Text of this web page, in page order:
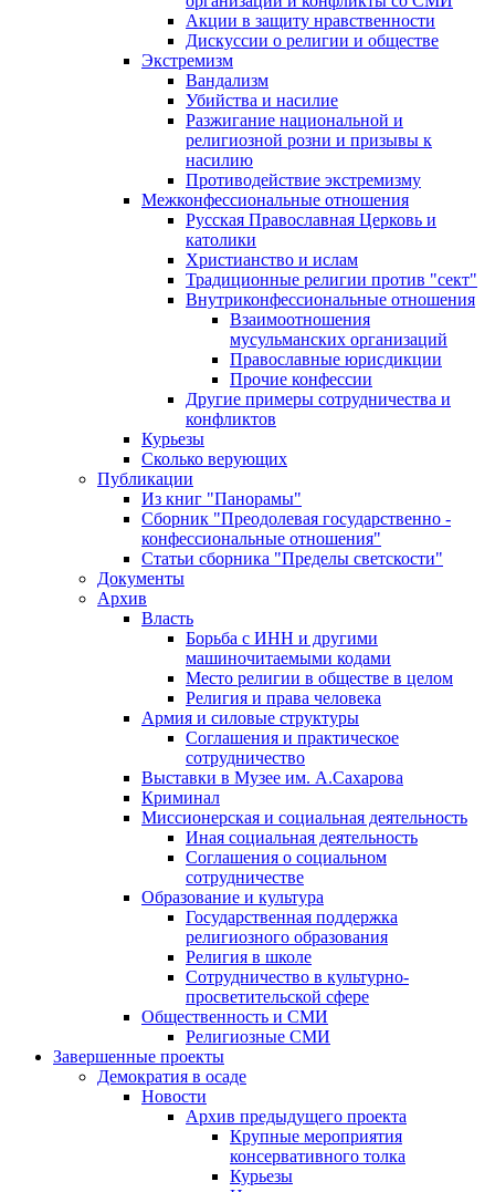
Акции в защиту нравственности
Дискуссии о религии и обществе
Экстремизм
Вандализм
Убийства и насилие
Разжигание национальной и
религиозной розни и призывы к
насилию
Противодействие экстремизму
Межконфессиональные отношения
Русская Православная Церковь и
католики
Христианство и ислам
Традиционные религии против "сект"
Внутриконфессиональные отношения
Взаимоотношения
мусульманских организаций
Православные юрисдикции
Прочие конфессии
Другие примеры сотрудничества и
конфликтов
Курьезы
Сколько верующих
Публикации
Из книг "Панорамы"
Сборник "Преодолевая государственно -
конфессиональные отношения"
Статьи сборника "Пределы светскости"
Документы
Архив
Власть
Борьба с ИНН и другими
машиночитаемыми кодами
Место религии в обществе в целом
Религия и права человека
Армия и силовые структуры
Соглашения и практическое
сотрудничество
Выставки в Музее им. А.Сахарова
Криминал
Миссионерская и социальная деятельность
Иная социальная деятельность
Соглашения о социальном
сотрудничестве
Образование и культура
Государственная поддержка
религиозного образования
Религия в школе
Сотрудничество в культурно-
просветительской сфере
Общественность и СМИ
Религиозные СМИ
Завершенные проекты
Демократия в осаде
Новости
Архив предыдущего проекта
Крупные мероприятия
консервативного толка
Курьезы